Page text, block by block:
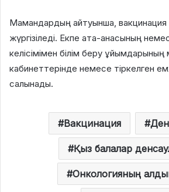
Мамандардың айтуынша, вакцинация
жүргізіледі. Екпе ата-анасының
келісімімен білім беру
кабинеттерінде немесе тіркелген
салынады.
Вакцинация
Қыз балалар
Онкологияның